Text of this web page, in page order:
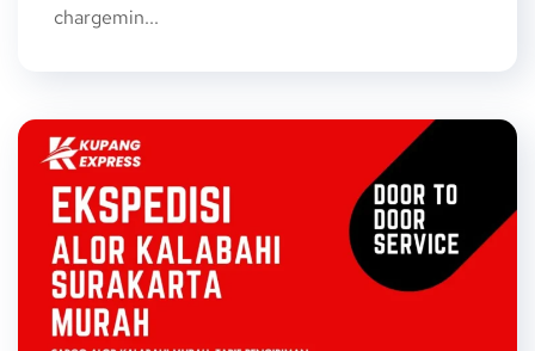
chargemin...